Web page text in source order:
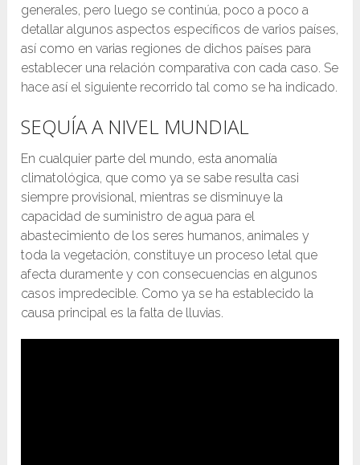
generales, pero luego se continúa, poco a poco a
detallar algunos aspectos específicos de varios países,
así como en varias regiones de dichos países para
establecer una relación comparativa con cada caso. Se
hace así el siguiente recorrido tal como se ha indicado.
SEQUÍA A NIVEL MUNDIAL
En cualquier parte del mundo, esta anomalía
climatológica, que como ya se sabe resulta casi
siempre provisional, mientras se disminuye la
capacidad de suministro de agua para el
abastecimiento de los seres humanos, animales y
toda la vegetación, constituye un proceso letal que
afecta duramente y con consecuencias en algunos
casos impredecible. Como ya se ha establecido la
causa principal es la falta de lluvias.